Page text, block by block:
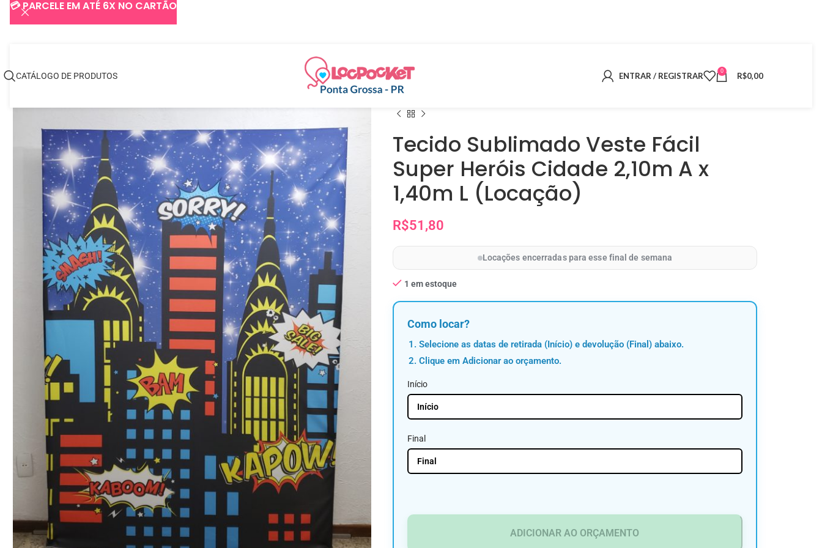
CATÁLOGO DE PRODUTOS ENTRAR / REGISTRAR 0 R$0,00
Tecido Sublimado Veste Fácil
Super Heróis Cidade 2,10m A x
1,40m L (Locação)
R$51,80
Locações encerradas para esse final de semana
1 em estoque
Como locar?
Selecione as datas de retirada (Início) e devolução (Final) abaixo.
Clique em Adicionar ao orçamento.
Início
Final
ADICIONAR AO ORÇAMENTO
💳 PARCELE EM ATÉ 6X NO CARTÃO